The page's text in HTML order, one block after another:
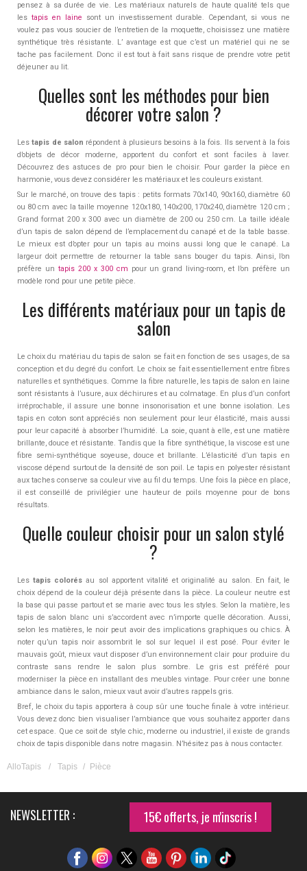
pensez à sa durée de vie. Les matériaux naturels de haute qualité tels que
les tapis en laine sont un investissement durable. Cependant, si vous ne
voulez pas vous soucier de l’entretien de la moquette, choisissez une matière
synthétique très résistante. L’ avantage est que c’est un matériel qui ne se
tache pas facilement. Donc il est tout à fait sans risque de prendre votre petit
déjeuner au lit.
Quelles sont les méthodes pour bien
décorer votre salon ?
Lestapis de salon répondent à plusieurs besoins à la fois. Ils servent à la fois
d’objets de décor moderne, apportent du confort et sont faciles à laver.
Découvrez des astuces de pro pour bien le choisir. Pour garder la pièce en
harmonie, vous devez considérer les matériaux et les couleurs existant.
Sur le marché, on trouve des tapis : petits formats 70x140, 90x160, diamètre 60
ou 80 cm avec la taille moyenne 120x180, 140x200, 170x240, diamètre 120 cm ;
Grand format 200 x 300 avec un diamètre de 200 ou 250 cm. La taille idéale
d’un tapis de salon dépend de l’emplacement du canapé et de la table basse.
Le mieux est d’opter pour un tapis au moins aussi long que le canapé. La
largeur doit permettre de retourner la table sans bouger du tapis. Ainsi, l’on
préfère un tapis 200 x 300 cm pour un grand living-room, et l’on préfère un
modèle rond pour une petite pièce.
Les différents matériaux pour un tapis de
salon
Le choix du matériau du tapis de salon se fait en fonction de ses usages, de sa
conception et du degré du confort. Le choix se fait essentiellement entre fibres
naturelles et synthétiques. Comme la fibre naturelle, les tapis de salon en laine
sont résistants à l’usure, aux déchirures et au colmatage. En plus d’un confort
irréprochable, il assure une bonne insonorisation et une bonne isolation. Les
tapis en coton sont appréciés non seulement pour leur élasticité, mais aussi
pour leur capacité à absorber l’humidité. La soie, quant à elle, est une matière
brillante, douce et résistante. Tandis que la fibre synthétique, la viscose est une
fibre semi-synthétique soyeuse, douce et brillante. L’élasticité d’un tapis en
viscose dépend surtout de la densité de son poil. Le tapis en polyester résistant
aux taches conserve sa couleur vive au fil du temps. Une fois la pièce en place,
il est conseillé de privilégier une hauteur de poils moyenne pour de bons
résultats.
Quelle couleur choisir pour un salon stylé
?
Lestapis colorés au sol apportent vitalité et originalité au salon. En fait, le
choix dépend de la couleur déjà présente dans la pièce. La couleur neutre est
la base qui passe partout et se marie avec tous les styles. Selon la matière, les
tapis de salon blanc uni s’accordent avec n’importe quelle décoration. Aussi,
selon les matières, le noir peut avoir des implications graphiques ou chics. À
noter qu’un tapis noir assombrit le sol sur lequel il est posé. Pour éviter le
mauvais goût, mieux vaut disposer d’un environnement clair pour produire du
contraste sans rendre le salon plus sombre. Le gris est préféré pour
moderniser la pièce en installant des meubles vintage. Pour créer une bonne
ambiance dans le salon, mieux vaut avoir d’autres rappels gris.
Bref, le choix du tapis apportera à coup sûr une touche finale à votre intérieur.
Vous devez donc bien visualiser l’ambiance que vous souhaitez apporter dans
cet espace. Que ce soit de style chic, moderne ou industriel, il existe de grands
choix de tapis disponible dans notre magasin. N’hésitez pas à nous contacter.
AlloTapis / Tapis / Pièce
NEWSLETTER : 15€ offerts, je m'inscris !